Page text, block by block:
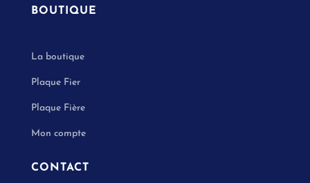
BOUTIQUE
La boutique
Plaque Fier
Plaque Fière
Mon compte
CONTACT